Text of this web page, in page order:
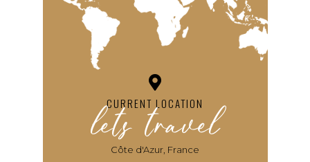
CURRENT LOCATION
lets travel
Côte d'Azur, France